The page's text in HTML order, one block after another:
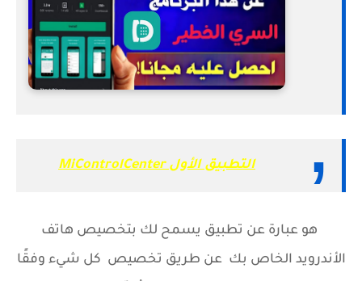
التطبيق الأول MiControlCenter
هو عبارة عن تطبيق يسمح لك بتخصيص هاتف
الأندرويد الخاص بك عن طريق تخصيص كل شيء وفقًا